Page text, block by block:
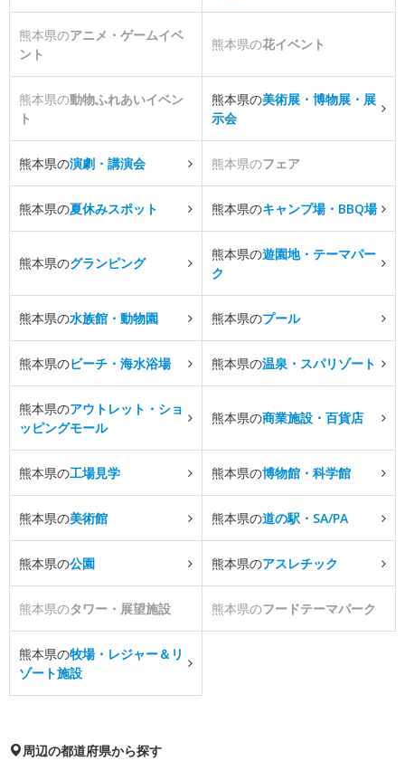
熊本県のアニメ・ゲームイベ
ント
熊本県の花イベント
熊本県の動物ふれあいイベン
ト
熊本県の美術展・博物展・展
示会
熊本県の演劇・講演会 熊本県のフェア
熊本県の夏休みスポット 熊本県のキャンプ場・BBQ場
熊本県のグランピング
熊本県の遊園地・テーマパー
ク
熊本県の水族館・動物園 熊本県のプール
熊本県のビーチ・海水浴場 熊本県の温泉・スパリゾート
熊本県のアウトレット・ショ
ッピングモール
熊本県の商業施設・百貨店
熊本県の工場見学 熊本県の博物館・科学館
熊本県の美術館 熊本県の道の駅・SA/PA
熊本県の公園 熊本県のアスレチック
熊本県のタワー・展望施設 熊本県のフードテーマパーク
熊本県の牧場・レジャー＆リ
ゾート施設
周辺の都道府県から探す